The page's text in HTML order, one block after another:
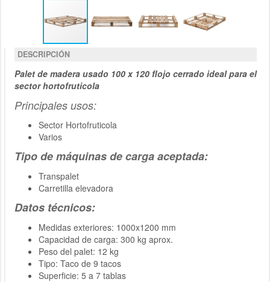
DESCRIPCIÓN
Palet de madera usado 100 x 120 flojo cerrado ideal para el
sector hortofruticola
Principales usos:
Sector Hortofruticola
Varios
Tipo de máquinas de carga aceptada:
Transpalet
Carretilla elevadora
Datos técnicos:
Medidas exteriores: 1000x1200 mm
Capacidad de carga: 300 kg aprox.
Peso del palet: 12 kg
Tipo: Taco de 9 tacos
Superficie: 5 a 7 tablas